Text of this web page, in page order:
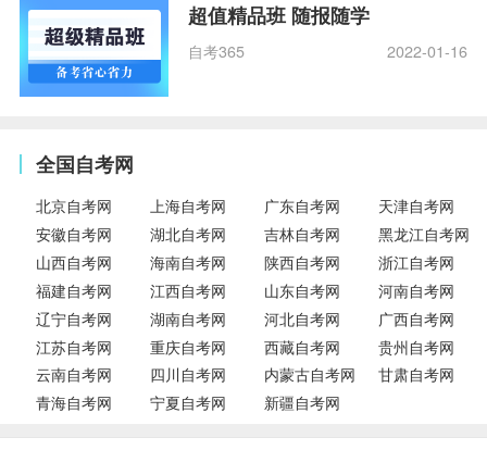
超值精品班 随报随学
自考365 2022-01-16
全国自考网
北京自考网 上海自考网 广东自考网
天津自考网
安徽自考网
湖北自考网 吉林自考网
黑龙江自考网
山西自考网
海南自考网 陕西自考网
浙江自考网
福建自考网
江西自考网 山东自考网
河南自考网
辽宁自考网
湖南自考网 河北自考网
广西自考网
江苏自考网
重庆自考网 西藏自考网
贵州自考网
云南自考网
四川自考网 内蒙古自考网
甘肃自考网
青海自考网
宁夏自考网 新疆自考网